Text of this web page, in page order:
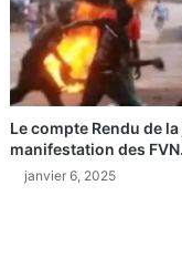
e
P
r
é
s
i
d
Le compte Rendu de
manifestation des FVN.
janvier 6, 2025